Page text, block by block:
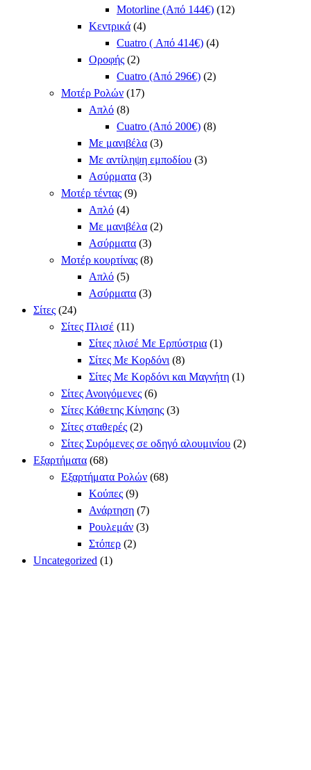
Motorline (Από 144€) (12)
Κεντρικά (4)
Cuatro ( Από 414€) (4)
Οροφής (2)
Cuatro (Από 296€) (2)
Μοτέρ Ρολών (17)
Απλό (8)
Cuatro (Από 200€) (8)
Με μανιβέλα (3)
Με αντίληψη εμποδίου (3)
Ασύρματα (3)
Μοτέρ τέντας (9)
Απλό (4)
Με μανιβέλα (2)
Ασύρματα (3)
Μοτέρ κουρτίνας (8)
Απλό (5)
Ασύρματα (3)
Σίτες (24)
Σίτες Πλισέ (11)
Σίτες πλισέ Με Ερπύστρια (1)
Σίτες Με Κορδόνι (8)
Σίτες Με Κορδόνι και Μαγνήτη (1)
Σίτες Ανοιγόμενες (6)
Σίτες Κάθετης Κίνησης (3)
Σίτες σταθερές (2)
Σίτες Συρόμενες σε οδηγό αλουμινίου (2)
Εξαρτήματα (68)
Εξαρτήματα Ρολών (68)
Κούπες (9)
Ανάρτηση (7)
Ρουλεμάν (3)
Στόπερ (2)
Uncategorized (1)